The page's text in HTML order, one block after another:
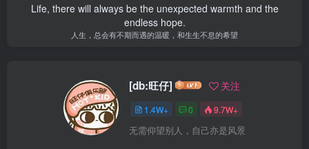
Life, there will always be the unexpected warmth and the
endless hope.
人生，总会有不期而遇的温暖，和生生不息的希望
[db:旺仔] 关注
1.4W+ 0 9.7W+
无需仰望别人，自己亦是风景